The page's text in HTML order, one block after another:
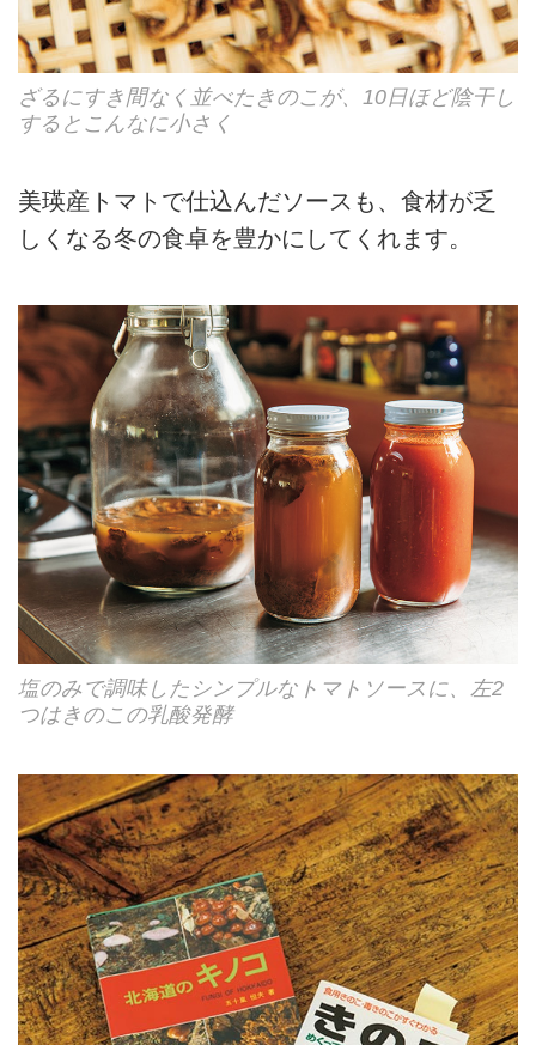
ざるにすき間なく並べたきのこが、10日ほど陰干し
するとこんなに小さく
美瑛産トマトで仕込んだソースも、食材が乏
しくなる冬の食卓を豊かにしてくれます。
塩のみで調味したシンプルなトマトソースに、左2
つはきのこの乳酸発酵